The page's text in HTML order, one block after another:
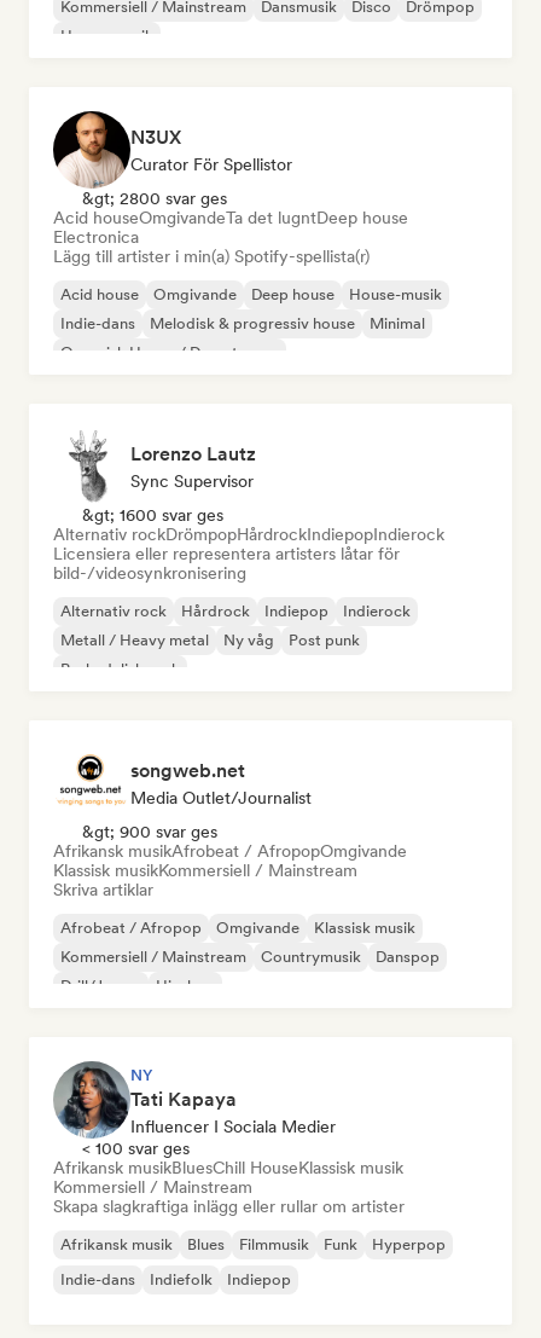
Kommersiell / Mainstream
Dansmusik Disco
Drömpop
House-musik
N3UX
Curator För Spellistor
&gt; 2800 svar ges
Acid houseOmgivandeTa det lugntDeep house
Electronica
Lägg till artister i min(a) Spotify-spellista(r)
Acid house Omgivande Deep house
House-musik
Indie-dans
Melodisk & progressiv house
Minimal
Organisk House / Downtempo
Lorenzo Lautz
Sync Supervisor
&gt; 1600 svar ges
Alternativ rockDrömpopHårdrockIndiepopIndierock
Licensiera eller representera artisters låtar för
bild-/videosynkronisering
Alternativ rock Hårdrock Indiepop
Indierock
Metall / Heavy metal
Ny våg
Post punk
Psykedelisk rock
songweb.net
Media Outlet/Journalist
&gt; 900 svar ges
Afrikansk musikAfrobeat / AfropopOmgivande
Klassisk musikKommersiell / Mainstream
Skriva artiklar
Afrobeat / Afropop Omgivande
Klassisk musik
Kommersiell / Mainstream
Countrymusik
Danspop
Drill/Jersey
Hip-hop
NY
Tati Kapaya
Influencer I Sociala Medier
< 100 svar ges
Afrikansk musikBluesChill HouseKlassisk musik
Kommersiell / Mainstream
Skapa slagkraftiga inlägg eller rullar om artister
Afrikansk musik Blues Filmmusik Funk
Hyperpop
Indie-dans
Indiefolk Indiepop